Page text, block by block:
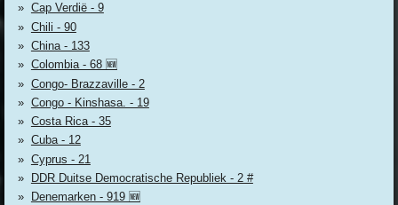
Cap Verdië - 9
Chili - 90
China - 133
Colombia - 68 🆕
Congo- Brazzaville - 2
Congo - Kinshasa. - 19
Costa Rica - 35
Cuba - 12
Cyprus - 21
DDR Duitse Democratische Republiek - 2 #
Denemarken - 919 🆕